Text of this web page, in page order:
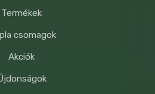
Termékek
csomagok
Akciók